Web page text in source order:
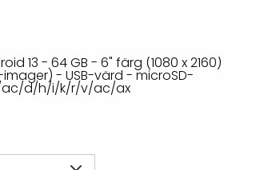
Pekskärmar
Utlåning hyra och
inventering
kopiering
13 - 64 GB - 6" färg (1080 x 2160)
- USB-värd - microSD-
ac/d/h/i/k/r/v/ac/ax